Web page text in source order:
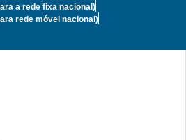
a rede fixa nacional)
rede móvel nacional)